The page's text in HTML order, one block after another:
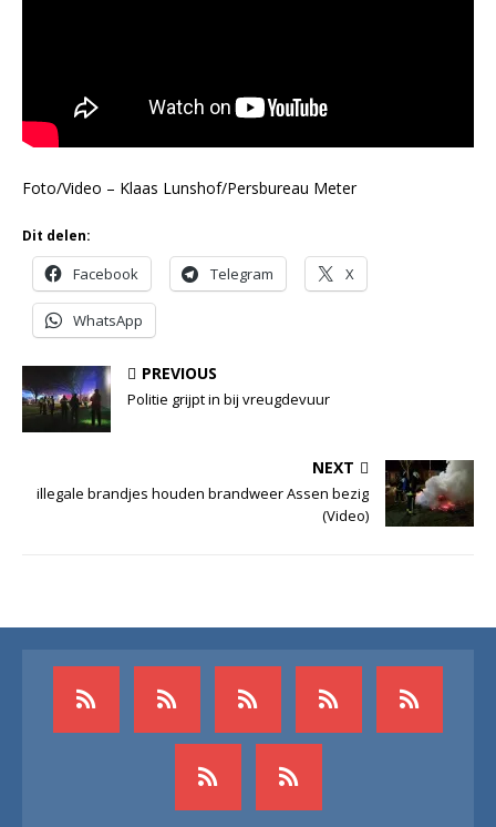
Foto/Video – Klaas Lunshof/Persbureau Meter
Dit delen:
Facebook Telegram X
WhatsApp
PREVIOUS
Politie grijpt in bij vreugdevuur
NEXT
illegale brandjes houden brandweer Assen bezig
(Video)